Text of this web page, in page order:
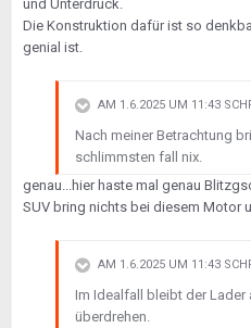
und Unterdruck.
Die Konstruktion dafür ist so
genial ist.
AM 1.6.2025 UM 11:43
Nach meiner Betrachtung
schlimmsten fall nix.
genau...hier haste mal genau
SUV bring nichts bei diesem Motor
AM 1.6.2025 UM 11:43
Im Idealfall bleibt der Lader
überdrehen.